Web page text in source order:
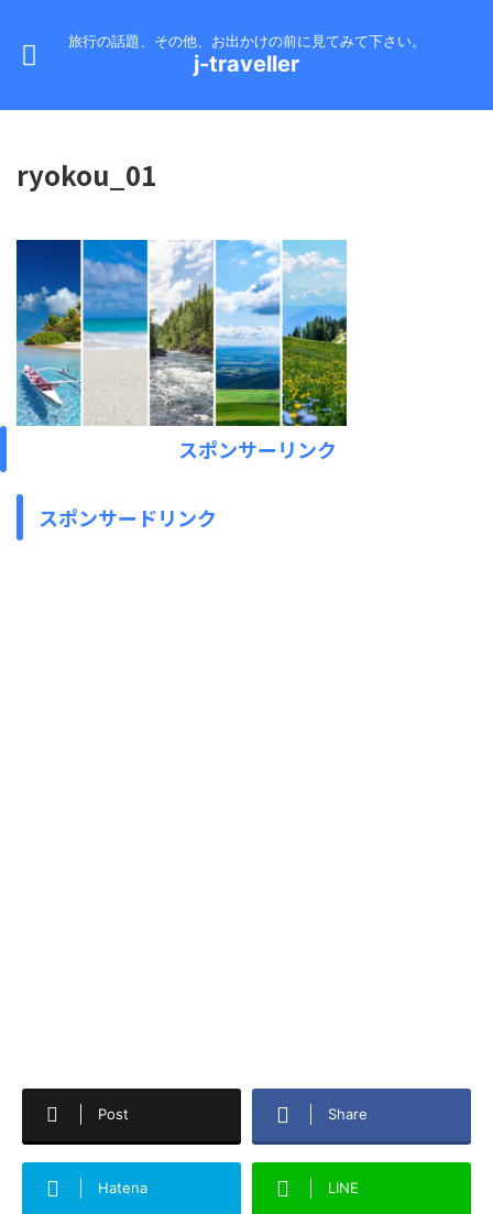
旅行の話題、その他、お出かけの前に見てみて下さい。
j-traveller
ryokou_01
スポンサーリンク
スポンサードリンク
Post Share
Hatena LINE